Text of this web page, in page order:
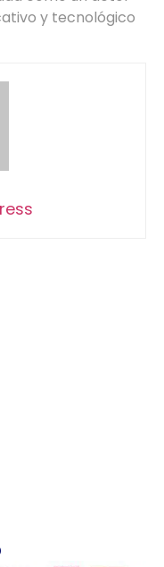
y tecnológico